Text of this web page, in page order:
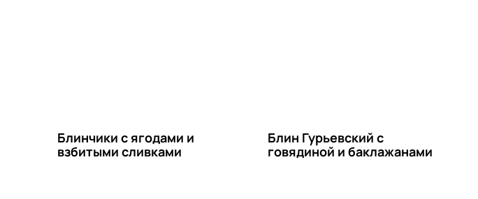
Блинчики с ягодами и
взбитыми сливками
Блин Гурьевский с
говядиной и баклажанами